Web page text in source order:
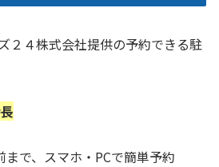
２４株式会社提供の予約できる駐
で、スマホ・PCで簡単予約